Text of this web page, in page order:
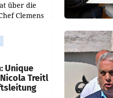
über die
Clemens
Unique
Treitl